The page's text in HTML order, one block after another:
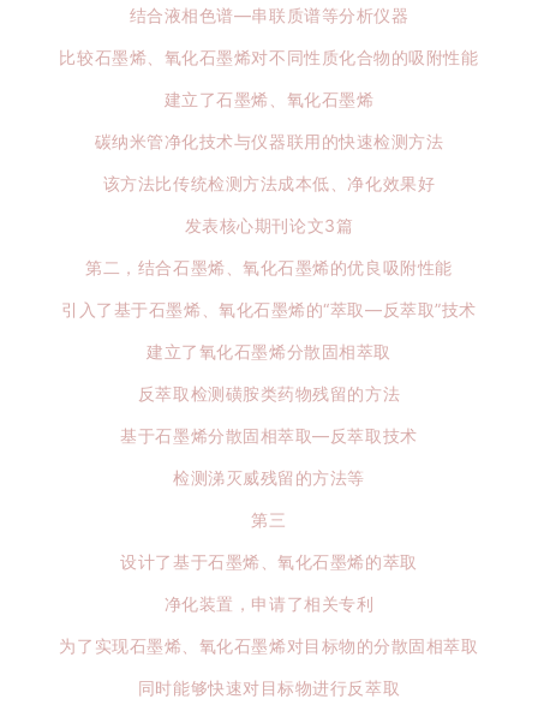
结合液相色谱—串联质谱等分析仪器
比较石墨烯、氧化石墨烯对不同性质化合物的吸附性能
建立了石墨烯、氧化石墨烯
碳纳米管净化技术与仪器联用的快速检测方法
该方法比传统检测方法成本低、净化效果好
发表核心期刊论文3篇
第二，结合石墨烯、氧化石墨烯的优良吸附性能
引入了基于石墨烯、氧化石墨烯的“萃取—反萃取”技术
建立了氧化石墨烯分散固相萃取
反萃取检测磺胺类药物残留的方法
基于石墨烯分散固相萃取—反萃取技术
检测涕灭威残留的方法等
第三
设计了基于石墨烯、氧化石墨烯的萃取
净化装置，申请了相关专利
为了实现石墨烯、氧化石墨烯对目标物的分散固相萃取
同时能够快速对目标物进行反萃取